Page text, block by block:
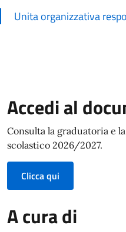
Unita organizzativa
Accedi al
Consulta la graduatoria e
scolastico 2026/2027.
Clicca qui
A cura di